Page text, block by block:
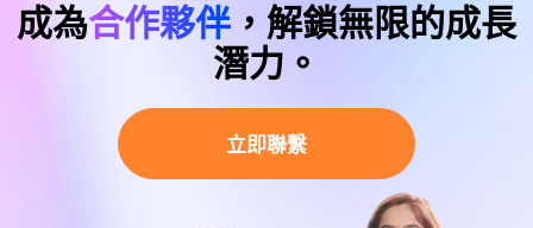
成為合作夥伴 ，解鎖無限的成長
潛力。
立即聯繫